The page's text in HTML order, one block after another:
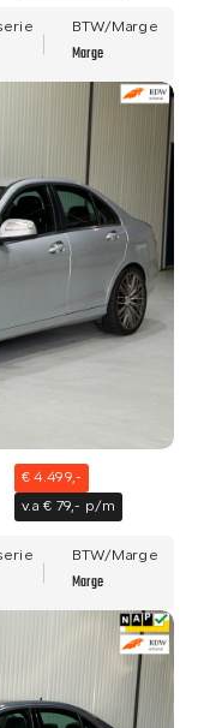
BTW/Marge
Marge
€ 4.499,-
v.a € 79,- p/m
BTW/Marge
Marge